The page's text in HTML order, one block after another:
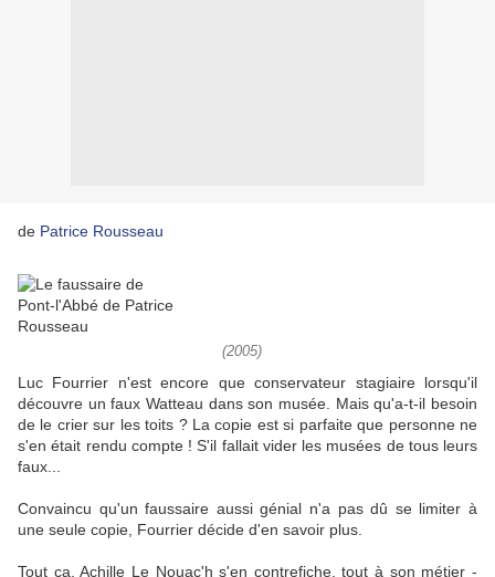
de Patrice Rousseau
(2005)
Luc Fourrier n'est encore que conservateur stagiaire lorsqu'il
découvre un faux Watteau dans son musée. Mais qu'a-t-il besoin
de le crier sur les toits ? La copie est si parfaite que personne ne
s'en était rendu compte ! S'il fallait vider les musées de tous leurs
faux...
Convaincu qu'un faussaire aussi génial n'a pas dû se limiter à
une seule copie, Fourrier décide d'en savoir plus.
Tout ça, Achille Le Nouac'h s'en contrefiche, tout à son métier -